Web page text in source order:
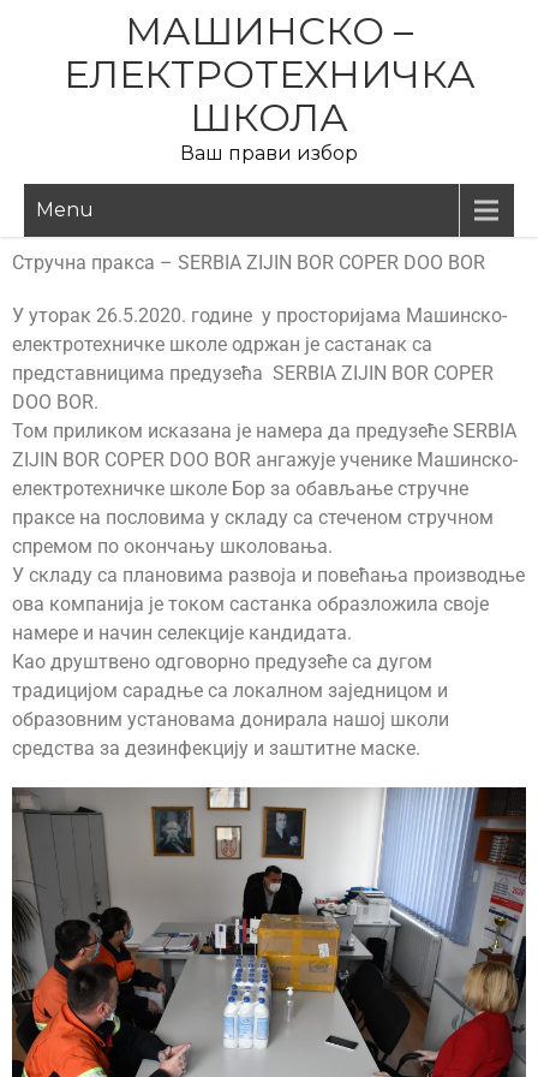
МАШИНСКО –
ЕЛЕКТРОТЕХНИЧКА
ШКОЛА
Ваш прави избор
Menu
Стручна пракса – SERBIA ZIJIN BOR COPER DOO BOR
У уторак 26.5.2020. године у просторијама Машинско-
електротехничке школе одржан је састанак са
представницима предузећа SERBIA ZIJIN BOR COPER
DOO BOR.
Том приликом исказана је намера да предузеће SERBIA
ZIJIN BOR COPER DOO BOR ангажује ученике Машинско-
електротехничке школе Бор за обављање стручне
праксе на пословима у складу са стеченом стручном
спремом по окончању школовања.
У складу са плановима развоја и повећања производње
ова компанија је током састанка образложила своје
намере и начин селекције кандидата.
Као друштвено одговорно предузеће са дугом
традицијом сарадње са локалном заједницом и
образовним установама донирала нашој школи
средства за дезинфекцију и заштитне маске.